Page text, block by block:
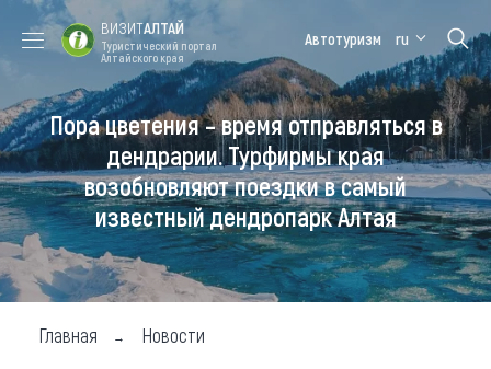
Форум VISIT
ALTAI
Цветение
маральника
Медицинский
форум
Алтайская
зимовка
Туры
Где побывать
Чем заняться
Где остановиться
ВИЗИТАЛТАЙ
Туристический портал
Алтайского края
Автотуризм ru
Пора цветения – время отправляться в
дендрарии. Турфирмы края
возобновляют поездки в самый
известный дендропарк Алтая
Главная Новости